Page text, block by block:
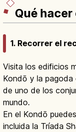
Qué
1. Recorrer el
Visita los edificios
Kondō y la
de uno de los
mundo.
En el Kondō
incluida la Tríada